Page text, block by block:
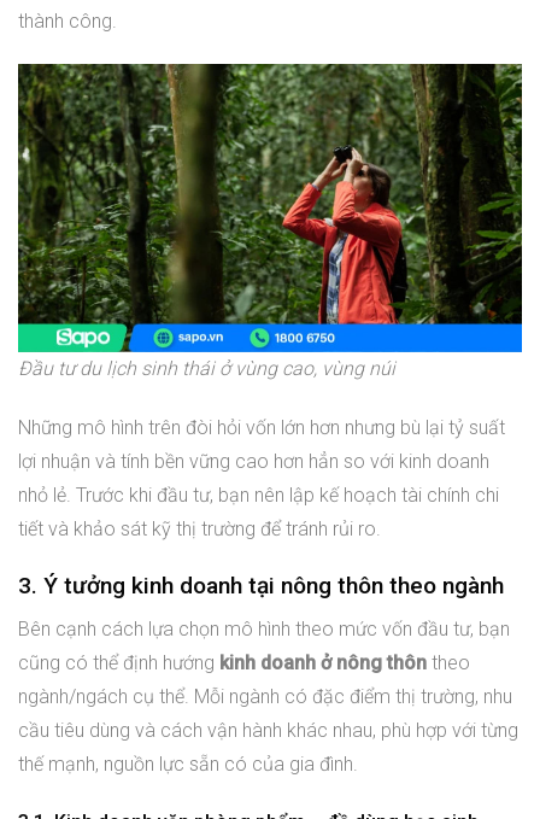
thành công.
Đầu tư du lịch sinh thái ở vùng cao, vùng núi
Những mô hình trên đòi hỏi vốn lớn hơn nhưng bù lại tỷ suất
lợi nhuận và tính bền vững cao hơn hẳn so với kinh doanh
nhỏ lẻ. Trước khi đầu tư, bạn nên lập kế hoạch tài chính chi
tiết và khảo sát kỹ thị trường để tránh rủi ro.
3. Ý tưởng kinh doanh tại nông thôn theo ngành
Bên cạnh cách lựa chọn mô hình theo mức vốn đầu tư, bạn
cũng có thể định hướng kinh doanh ở nông thôn theo
ngành/ngách cụ thể. Mỗi ngành có đặc điểm thị trường, nhu
cầu tiêu dùng và cách vận hành khác nhau, phù hợp với từng
thế mạnh, nguồn lực sẵn có của gia đình.